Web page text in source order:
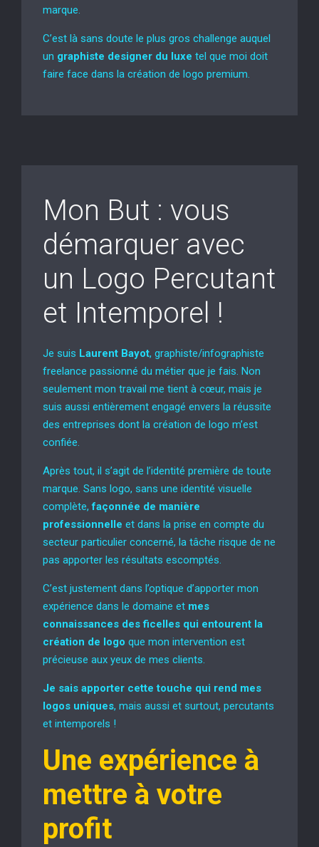
marque.
C’est là sans doute le plus gros challenge auquel
un graphiste designer du luxe tel que moi doit
faire face dans la création de logo premium.
Mon But : vous
démarquer avec
un Logo Percutant
et Intemporel !
Je suis Laurent Bayot, graphiste/infographiste
freelance passionné du métier que je fais. Non
seulement mon travail me tient à cœur, mais je
suis aussi entièrement engagé envers la réussite
des entreprises dont la création de logo m’est
confiée.
Après tout, il s’agit de l’identité première de toute
marque. Sans logo, sans une identité visuelle
complète,façonnée de manière
professionnelle et dans la prise en compte du
secteur particulier concerné, la tâche risque de ne
pas apporter les résultats escomptés.
C’est justement dans l’optique d’apporter mon
expérience dans le domaine et mes
connaissances des ficelles qui entourent la
création de logo que mon intervention est
précieuse aux yeux de mes clients.
Je sais apporter cette touche qui rend mes
logos uniques, mais aussi et surtout, percutants
et intemporels !
Une expérience à
mettre à votre
profit